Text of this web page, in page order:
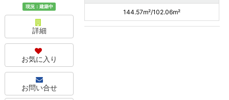
現況：建築中
詳細
お気に入り
お問い合せ
144.57m²/102.06m²